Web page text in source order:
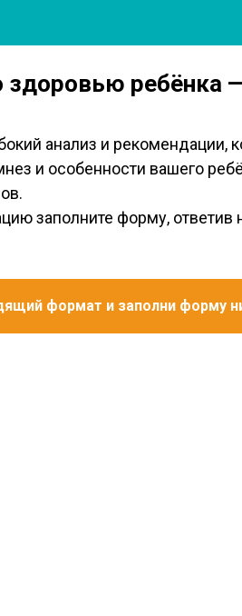
здоровью ребёнка
анализ и рекомендации,
и особенности вашего
заполните форму, ответив
формат и заполни форму